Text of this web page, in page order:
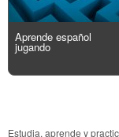
Aprende español
jugando
Estudia, aprende y